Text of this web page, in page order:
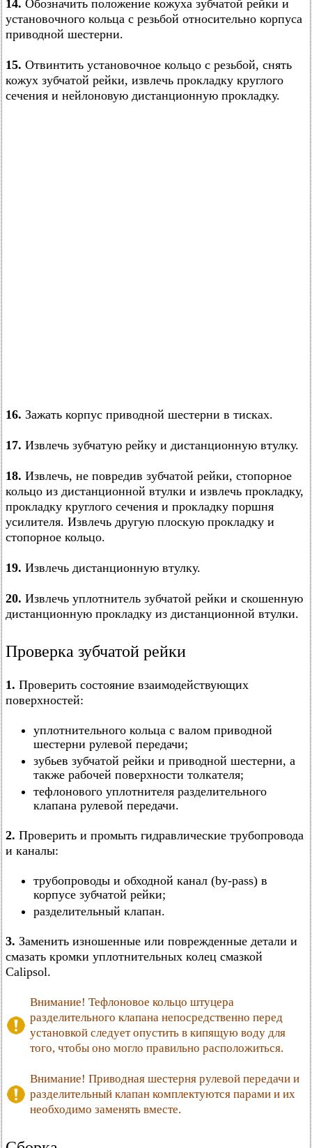
14. Обозначить положение кожуха зубчатой рейки и
установочного кольца с резьбой относительно корпуса
приводной шестерни.
15. Отвинтить установочное кольцо с резьбой, снять
кожух зубчатой рейки, извлечь прокладку круглого
сечения и нейлоновую дистанционную прокладку.
16. Зажать корпус приводной шестерни в тисках.
17. Извлечь зубчатую рейку и дистанционную втулку.
18. Извлечь, не повредив зубчатой рейки, стопорное
кольцо из дистанционной втулки и извлечь прокладку,
прокладку круглого сечения и прокладку поршня
усилителя. Извлечь другую плоскую прокладку и
стопорное кольцо.
19. Извлечь дистанционную втулку.
20. Извлечь уплотнитель зубчатой рейки и скошенную
дистанционную прокладку из дистанционной втулки.
Проверка зубчатой рейки
1. Проверить состояние взаимодействующих
поверхностей:
уплотнительного кольца с валом приводной
шестерни рулевой передачи;
зубьев зубчатой рейки и приводной шестерни, а
также рабочей поверхности толкателя;
тефлонового уплотнителя разделительного
клапана рулевой передачи.
2. Проверить и промыть гидравлические трубопровода
и каналы:
трубопроводы и обходной канал (by-pass) в
корпусе зубчатой рейки;
разделительный клапан.
3. Заменить изношенные или поврежденные детали и
смазать кромки уплотнительных колец смазкой
Calipsol.
Внимание! Тефлоновое кольцо штуцера
разделительного клапана непосредственно перед
установкой следует опустить в кипящую воду для
того, чтобы оно могло правильно расположиться.
Внимание! Приводная шестерня рулевой передачи и
разделительный клапан комплектуются парами и их
необходимо заменять вместе.